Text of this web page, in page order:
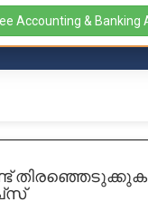
Accounting & Banking
തിരഞ്ഞെടുക്കുക